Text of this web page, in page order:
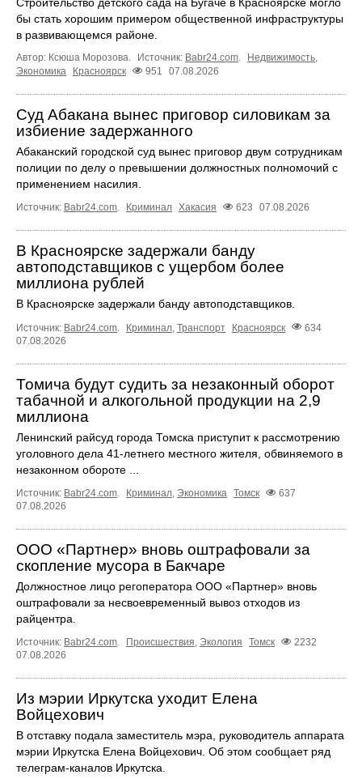
Строительство детского сада на Бугаче в Красноярске могло
бы стать хорошим примером общественной инфраструктуры
в развивающемся районе.
Автор: Ксюша Морозова. Источник: Babr24.com. Недвижимость,
Экономика
Красноярск 951 07.08.2026
Суд Абакана вынес приговор силовикам за
избиение задержанного
Абаканский городской суд вынес приговор двум сотрудникам
полиции по делу о превышении должностных полномочий с
применением насилия.
Источник: Babr24.com. Криминал Хакасия 623 07.08.2026
В Красноярске задержали банду
автоподставщиков с ущербом более
миллиона рублей
В Красноярске задержали банду автоподставщиков.
Источник: Babr24.com Криминал Транспорт Красноярск
634
07.08.2026
Томича будут судить за незаконный оборот
табачной и алкогольной продукции на 2,9
миллиона
Ленинский райсуд города Томска приступит к рассмотрению
уголовного дела 41-летнего местного жителя, обвиняемого в
незаконном обороте ...
Источник: Babr24.com Криминал Экономика Томск
637
07.08.2026
ООО «Партнер» вновь оштрафовали за
скопление мусора в Бакчаре
Должностное лицо регоператора ООО «Партнер» вновь
оштрафовали за несвоевременный вывоз отходов из
райцентра.
Источник: Babr24.com Происшествия Экология Томск
2232
07.08.2026
Из мэрии Иркутска уходит Елена
Войцехович
В отставку подала заместитель мэра, руководитель аппарата
мэрии Иркутска Елена Войцехович. Об этом сообщает ряд
телеграм‑каналов Иркутска.